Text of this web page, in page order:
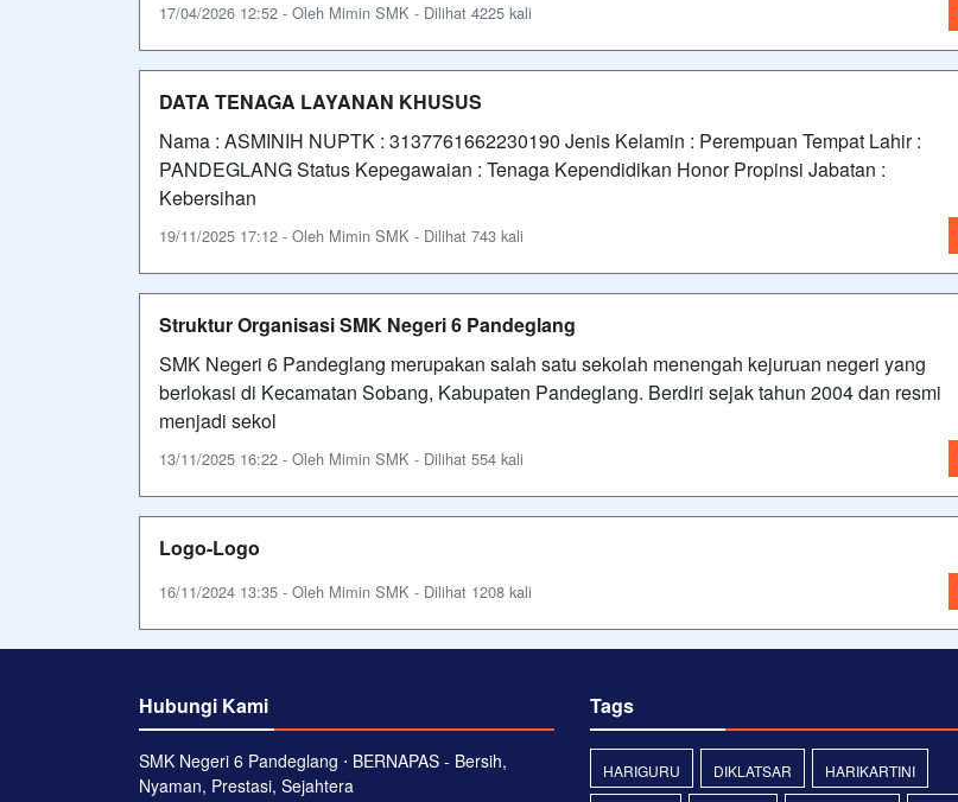
17/04/2026 12:52 - Oleh Mimin SMK - Dilihat 4225 kali
DATA TENAGA LAYANAN KHUSUS
Nama : ASMINIH NUPTK : 3137761662230190 Jenis Kelamin : Perempuan Tempat Lahir :
PANDEGLANG Status Kepegawaian : Tenaga Kependidikan Honor Propinsi Jabatan :
Kebersihan
19/11/2025 17:12 - Oleh Mimin SMK - Dilihat 743 kali
Struktur Organisasi SMK Negeri 6 Pandeglang
SMK Negeri 6 Pandeglang merupakan salah satu sekolah menengah kejuruan negeri yang
berlokasi di Kecamatan Sobang, Kabupaten Pandeglang. Berdiri sejak tahun 2004 dan resmi
menjadi sekol
13/11/2025 16:22 - Oleh Mimin SMK - Dilihat 554 kali
Logo-Logo
16/11/2024 13:35 - Oleh Mimin SMK - Dilihat 1208 kali
Hubungi Kami
SMK Negeri 6 Pandeglang ⋅ BERNAPAS - Bersih,
Nyaman, Prestasi, Sejahtera
Tags
HARIGURU DIKLATSAR HARIKARTINI